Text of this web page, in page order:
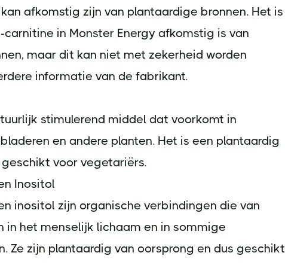
afkomstig zijn van plantaardige bronnen. Het is
in Monster Energy afkomstig is van
maar dit kan niet met zekerheid worden
informatie van de fabrikant.
stimulerend middel dat voorkomt in
en andere planten. Het is een plantaardig
voor vegetariërs.
Inositol
inositol zijn organische verbindingen die van
in het menselijk lichaam en in sommige
Ze zijn plantaardig van oorsprong en dus geschikt